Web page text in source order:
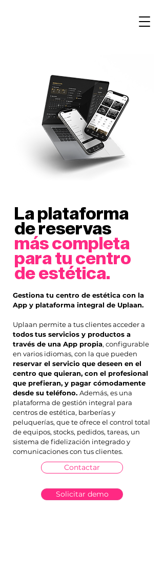
La plataforma
de reservas
más completa
para tu centro
de estética.
Gestiona tu centro de estética con la
App y plataforma integral de Uplaan.
Uplaan permite a tus clientes acceder a
todostus servicios y productos a
través de una App propia, configurable
en varios idiomas, con la que pueden
reservar el servicio que deseen en el
centro que quieran, con el profesional
que prefieran, y pagar cómodamente
desde su teléfono. Además, es una
plataforma de gestión integral para
centros de estética, barberías y
peluquerías, que te ofrece el control total
de equipos, stocks, pedidos, tareas, un
sistema de fidelización integrado y
comunicaciones con tus clientes.
Contactar
Solicitar demo